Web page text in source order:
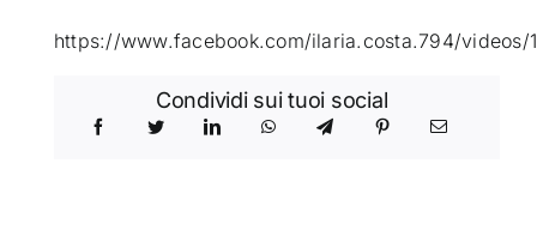
ATTUALITÀ
https://www.facebook.com/ilaria.costa.794/videos/
Condividi sui tuoi social